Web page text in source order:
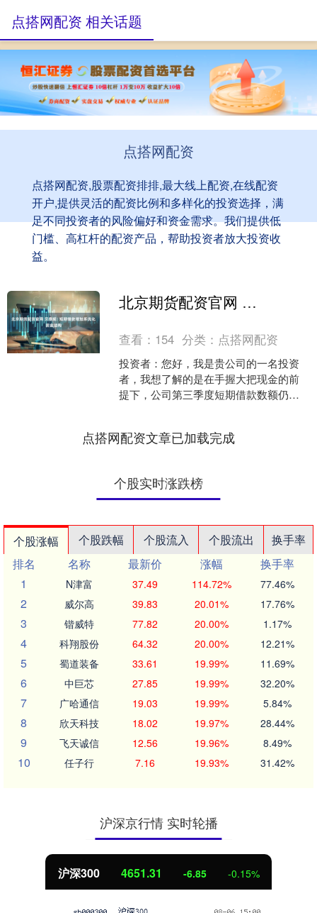
点搭网配资
点搭网配资,股票配资排排,最大线上配资,在线配资
开户,提供灵活的配资比例和多样化的投资选择，满
足不同投资者的风险偏好和资金需求。我们提供低
门槛、高杠杆的配资产品，帮助投资者放大投资收
益。
点搭网配资 相关话题
北京期货配资官网 贝泰妮: 短期借款增加系优化资金结构
查看： 154 分类： 点搭网配资
投资者：您好，我是贵公司的一名投资
者，我想了解的是在手握大把现金的前
提下，公司第三季度短期借款数额仍在
点搭网配资文章已加载完成
个股实时涨跌榜
个股涨幅 个股跌幅 个股流入 个股流出
换手率
排名
名称 最新价 涨幅
换手率
1
N津富 37.49 114.72% 77.46%
2 威尔高 39.83 20.01% 17.76%
3 锴威特 77.82 20.00% 1.17%
4 科翔股份 64.32 20.00% 12.21%
5 蜀道装备 33.61 19.99% 11.69%
6 中巨芯 27.85 19.99% 32.20%
7 广哈通信 19.03 19.99% 5.84%
8 欣天科技 18.02 19.97% 28.44%
9 飞天诚信 12.56 19.96% 8.49%
10 任子行 7.16 19.93% 31.42%
沪深京行情 实时轮播
沪深300 4651.31 -6.85 -0.15%